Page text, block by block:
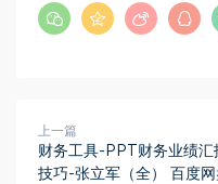
上一篇
财务工具-PPT财务业绩汇
技巧-张立军（全） 百度网